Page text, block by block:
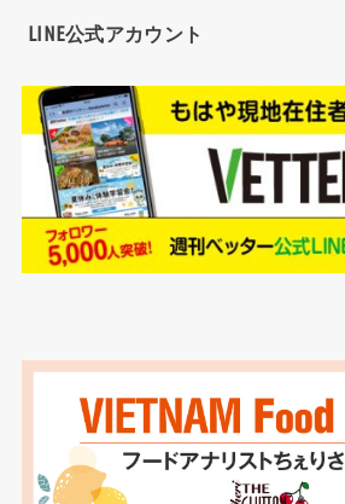
LINE公式アカウント